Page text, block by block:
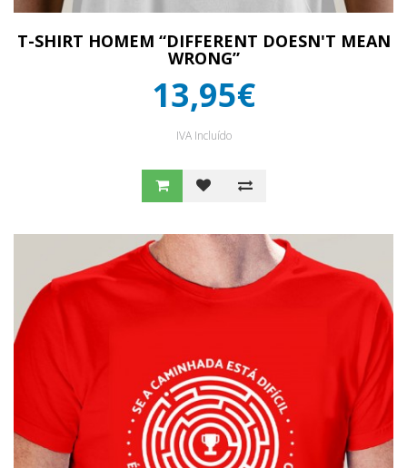
T-SHIRT HOMEM “DIFFERENT DOESN'T MEAN
WRONG”
13,95€
IVA Incluído